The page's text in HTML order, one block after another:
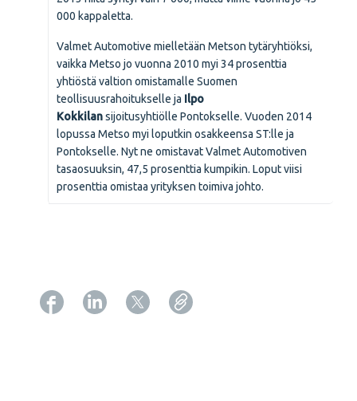
000 kappaletta.
Valmet Automotive mielletään Metson tytäryhtiöksi,
vaikka Metso jo vuonna 2010 myi 34 prosenttia
yhtiöstä valtion omistamalle Suomen
teollisuusrahoitukselle ja Ilpo
Kokkilansijoitusyhtiölle Pontokselle. Vuoden 2014
lopussa Metso myi loputkin osakkeensa ST:lle ja
Pontokselle. Nyt ne omistavat Valmet Automotiven
tasaosuuksin, 47,5 prosenttia kumpikin. Loput viisi
prosenttia omistaa yrityksen toimiva johto.